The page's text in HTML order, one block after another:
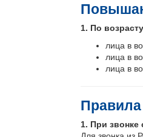
1. По
лица в
лица в
лица в
Правила
1. При звонке